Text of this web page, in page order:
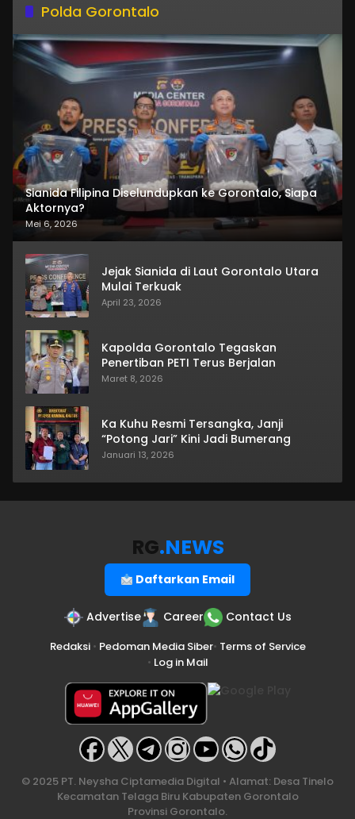
Polda Gorontalo
Sianida Filipina Diselundupkan ke Gorontalo, Siapa
Aktornya?
Mei 6, 2026
Jejak Sianida di Laut Gorontalo Utara
Mulai Terkuak
April 23, 2026
Kapolda Gorontalo Tegaskan
Penertiban PETI Terus Berjalan
Maret 8, 2026
Ka Kuhu Resmi Tersangka, Janji
“Potong Jari” Kini Jadi Bumerang
Januari 13, 2026
RG.NEWS
Daftarkan Email
Advertise Career Contact Us
Redaksi• Pedoman Media Siber• Terms of Service
• Log in Mail
© 2025 PT. Neysha Ciptamedia Digital • Alamat: Desa Tinelo
Kecamatan Telaga Biru Kabupaten Gorontalo
Provinsi Gorontalo.